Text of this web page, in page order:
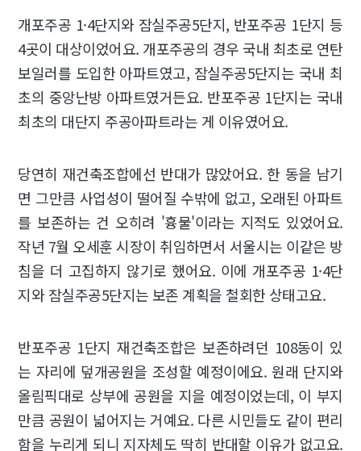
개포주공 1·4단지와 잠실주공5단지, 반포주공 1단지 등
4곳이 대상이었어요. 개포주공의 경우 국내 최초로 연탄
보일러를 도입한 아파트였고, 잠실주공5단지는 국내 최
초의 중앙난방 아파트였거든요. 반포주공 1단지는 국내
최초의 대단지 주공아파트라는 게 이유였어요.
당연히 재건축조합에선 반대가 많았어요. 한 동을 남기
면 그만큼 사업성이 떨어질 수밖에 없고, 오래된 아파트
를 보존하는 건 오히려 '흉물'이라는 지적도 있었어요.
작년 7월 오세훈 시장이 취임하면서 서울시는 이같은 방
침을 더 고집하지 않기로 했어요. 이에 개포주공 1·4단
지와 잠실주공5단지는 보존 계획을 철회한 상태고요.
반포주공 1단지 재건축조합은 보존하려던 108동이 있
는 자리에 덮개공원을 조성할 예정이에요. 원래 단지와
올림픽대로 상부에 공원을 지을 예정이었는데, 이 부지
만큼 공원이 넓어지는 거예요. 다른 시민들도 같이 편리
함을 누리게 되니 지자체도 딱히 반대할 이유가 없고요.